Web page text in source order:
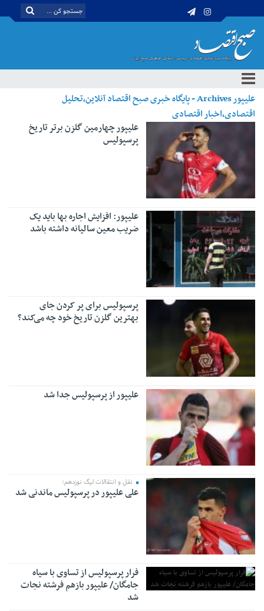
علیپور Archives - پایگاه خبری صبح اقتصاد آنلاین،تحلیل
اقتصادی،اخبار اقتصادی
علیپور چهارمین گلزن برتر تاریخ
پرسپولیس
علیپور: افزایش اجاره بها باید یک
ضریب معین سالیانه داشته باشد
پرسپولیس برای پر کردن جای
بهترین گلزن تاریخ خود چه می‌کند؟
علیپور از پرسپولیس جدا شد
نقل و انتقالات لیگ نوزدهم؛
علی علیپور در پرسپولیس ماندنی شد
فرار پرسپولیس از تساوی با سیاه
جامگان/ علیپور بازهم فرشته نجات
شد